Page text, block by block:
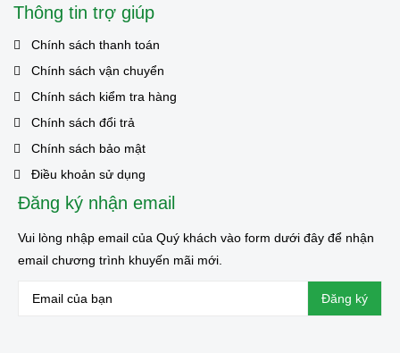
Thông tin trợ giúp
Chính sách thanh toán
Chính sách vận chuyển
Chính sách kiểm tra hàng
Chính sách đổi trả
Chính sách bảo mật
Điều khoản sử dụng
Đăng ký nhận email
Vui lòng nhập email của Quý khách vào form dưới đây để nhận
email chương trình khuyến mãi mới.